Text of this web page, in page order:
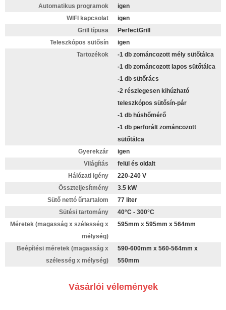
Automatikus programok
igen
WIFI kapcsolat
igen
Grill típusa
PerfectGrill
Teleszkópos sütősín
igen
Tartozékok
-1 db zománcozott mély sütőtálca
-1 db zománcozott lapos sütőtálca
-1 db sütőrács
-2 részlegesen kihúzható
teleszkópos sütősín-pár
-1 db húshőmérő
-1 db perforált zománcozott
sütőtálca
Gyerekzár
igen
Világítás
felül és oldalt
Hálózati igény
220-240 V
Összteljesítmény
3.5 kW
Sütő nettó űrtartalom
77 liter
Sütési tartomány
40°C - 300°C
Méretek (magasság x szélesség x
mélység)
595mm x 595mm x 564mm
Beépítési méretek (magasság x
szélesség x mélység)
590-600mm x 560-564mm x
550mm
Vásárlói vélemények